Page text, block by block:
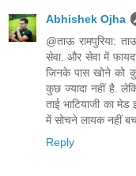
Abhishek Ojha
@ताऊ रामपुरिया:
सेवा. और सेवा में
जिनके पास खोने को
कुछ ज्यादा नहीं है.
ताई भाटियाजी का
में सोचने लायक नहीं
Reply